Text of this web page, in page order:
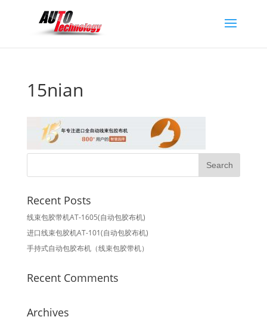
15nian
Recent Posts
线束包胶带机AT-1605(自动包胶布机)
进口线束包胶机AT-101(自动包胶布机)
手持式自动包胶布机（线束包胶带机）
Recent Comments
Archives